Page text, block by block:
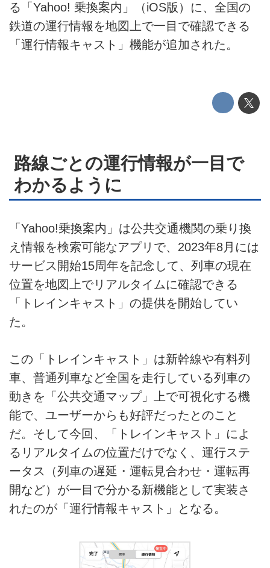
テクノロジー
このメディアについて
ライター名簿
お問い合せ
る「Yahoo! 乗換案内」（iOS版）に、全国の
鉄道の運行情報を地図上で一目で確認できる
「運行情報キャスト」機能が追加された。
路線ごとの運行情報が一目で
わかるように
「Yahoo!乗換案内」は公共交通機関の乗り換
え情報を検索可能なアプリで、2023年8月には
サービス開始15周年を記念して、列車の現在
位置を地図上でリアルタイムに確認できる
「トレインキャスト」の提供を開始してい
た。
この「トレインキャスト」は新幹線や有料列
車、普通列車など全国を走行している列車の
動きを「公共交通マップ」上で可視化する機
能で、ユーザーからも好評だったとのこと
だ。そして今回、「トレインキャスト」によ
るリアルタイムの位置だけでなく、運行ステ
ータス（列車の遅延・運転見合わせ・運転再
開など）が一目で分かる新機能として実装さ
れたのが「運行情報キャスト」となる。